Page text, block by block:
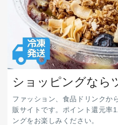
ショッピングなら
ファッション、食品ドリンクか
販サイトです。ポイント還元率
ングをお楽しみください。